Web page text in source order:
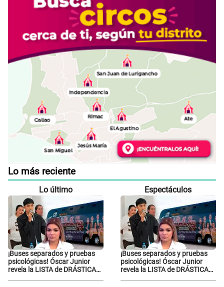
Lo más reciente
Lo último
¡Buses separados y pruebas
psicológicas! Óscar Junior
revela la LISTA de DRÁSTICAS
Espectáculos
¡Buses separados y pruebas
psicológicas! Óscar Junior
revela la LISTA de DRÁSTICAS